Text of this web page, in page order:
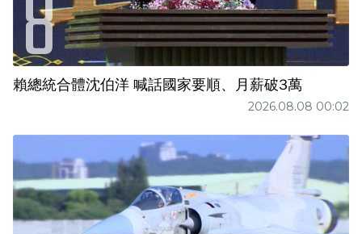
賴總統合體沈伯洋 喊話國家要順、月薪破3萬
2026.08.08 00:02